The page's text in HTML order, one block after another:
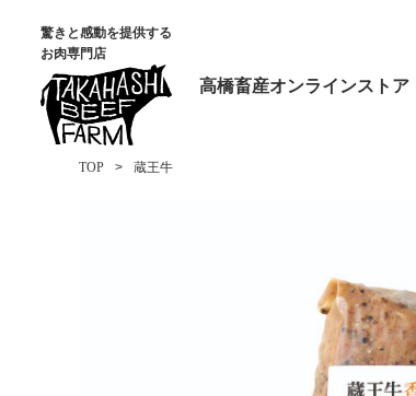
驚きと感動を提供する
お肉専門店
高橋畜産オンラインストア
TOP 蔵王牛